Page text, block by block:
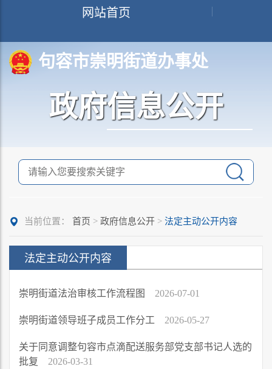
网站首页
句容市崇明街道办事处
政府信息公开
当前位置： 首页 > 政府信息公开 > 法定主动公开内容
法定主动公开内容
崇明街道法治审核工作流程图 2026-07-01
崇明街道领导班子成员工作分工 2026-05-27
关于同意调整句容市点滴配送服务部党支部书记人选的
批复
2026-03-31